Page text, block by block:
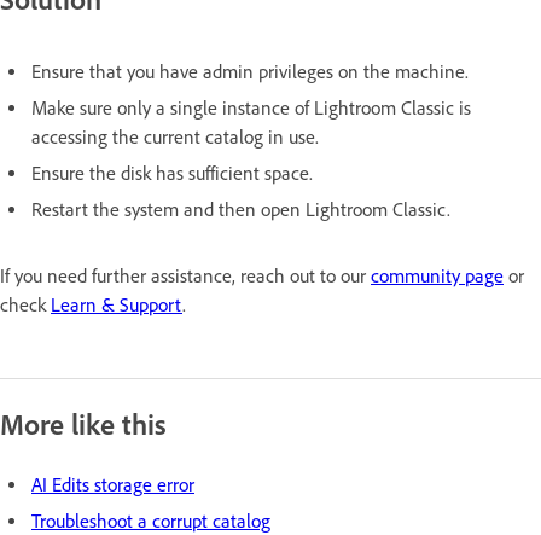
Ensure that you have admin privileges on the machine.
Make sure only a single instance of Lightroom Classic is
accessing the current catalog in use.
Ensure the disk has sufficient space.
Restart the system and then open Lightroom Classic.
If you need further assistance, reach out to our community page or
check Learn & Support.
More like this
AI Edits storage error
Troubleshoot a corrupt catalog